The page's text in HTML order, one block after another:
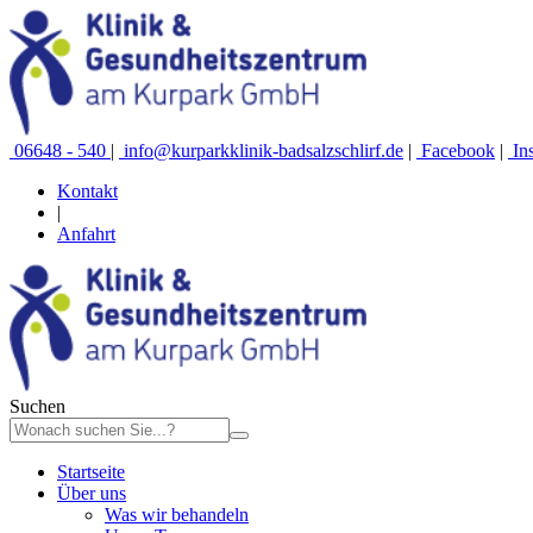
06648 - 540 info@kurparkklinik-badsalzschlirf.de Facebook
Kontakt
Anfahrt
Suchen
for results.Startseite
Über uns
Was wir behandeln